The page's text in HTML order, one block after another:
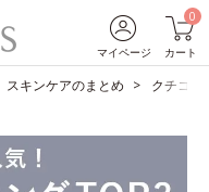
マイページ
0
カート
スキンケアのまとめ クチコミ